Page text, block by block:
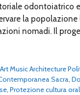
odontoiatrico
la
nomadi. Il
Music Architecture
Sacra,
, Protezione cultura